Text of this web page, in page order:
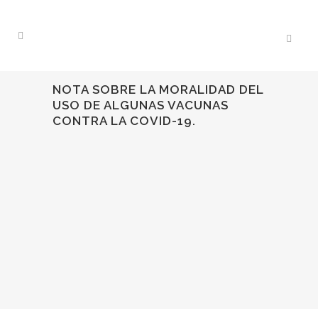
NOTA SOBRE LA MORALIDAD DEL
USO DE ALGUNAS VACUNAS
CONTRA LA COVID-19.